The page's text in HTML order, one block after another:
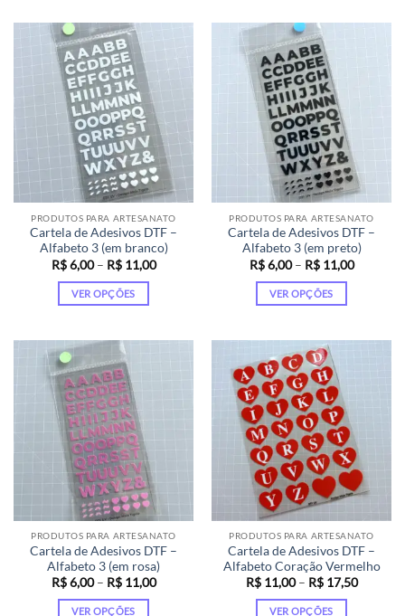
tem
várias
variantes.
As
opções
podem
ser
escolhidas
na
página
do
produto
tem
várias
variantes.
As
opções
podem
ser
escolhidas
na
página
do
produto
PRODUTOS PARA ARTESANATO
Cartela de Adesivos DTF –
Alfabeto 3 (em branco)
R$6,00 – R$11,00Faixa
VER OPÇÕES
tem
várias
variantes.
As
opções
podem
ser
escolhidas
na
página
do
produto
PRODUTOS PARA ARTESANATO
Cartela de Adesivos DTF –
Alfabeto 3 (em preto)
R$6,00 – R$11,00Faixa
VER OPÇÕES
tem
várias
variantes.
As
opções
podem
ser
escolhidas
na
página
do
produto
PRODUTOS PARA ARTESANATO
Cartela de Adesivos DTF –
Alfabeto 3 (em rosa)
R$6,00 – R$11,00Faixa
VER OPÇÕES
PRODUTOS PARA ARTESANATO
Cartela de Adesivos DTF –
Alfabeto Coração Vermelho
R$11,00 – R$17,50Faixa
VER OPÇÕES